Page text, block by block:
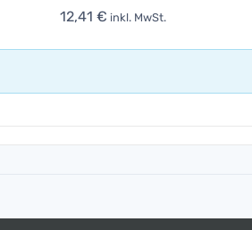
12,41 € inkl. MwSt.